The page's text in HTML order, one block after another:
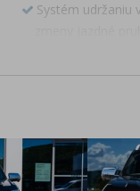
Systém udržaniu
Adaptívny
Odkladacia
2x lampa na
Poťah stropu vo